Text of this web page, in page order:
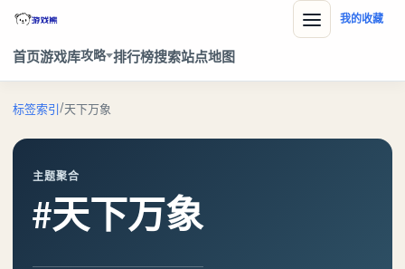
首页游戏库攻略 排行榜搜索站点地图
我的收藏
标签索引/天下万象
主题聚合
#天下万象